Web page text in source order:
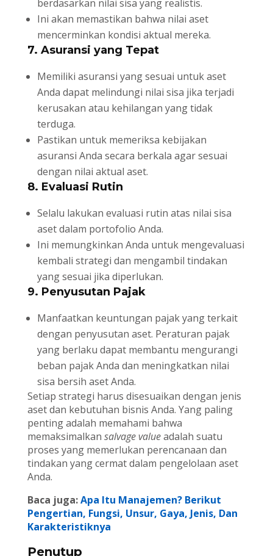
berdasarkan nilai sisa yang realistis.
Ini akan memastikan bahwa nilai aset
mencerminkan kondisi aktual mereka.
7. Asuransi yang Tepat
Memiliki asuransi yang sesuai untuk aset
Anda dapat melindungi nilai sisa jika terjadi
kerusakan atau kehilangan yang tidak
terduga.
Pastikan untuk memeriksa kebijakan
asuransi Anda secara berkala agar sesuai
dengan nilai aktual aset.
8. Evaluasi Rutin
Selalu lakukan evaluasi rutin atas nilai sisa
aset dalam portofolio Anda.
Ini memungkinkan Anda untuk mengevaluasi
kembali strategi dan mengambil tindakan
yang sesuai jika diperlukan.
9. Penyusutan Pajak
Manfaatkan keuntungan pajak yang terkait
dengan penyusutan aset. Peraturan pajak
yang berlaku dapat membantu mengurangi
beban pajak Anda dan meningkatkan nilai
sisa bersih aset Anda.
Setiap strategi harus disesuaikan dengan jenis
aset dan kebutuhan bisnis Anda. Yang paling
penting adalah memahami bahwa
memaksimalkan salvage valueadalah suatu
proses yang memerlukan perencanaan dan
tindakan yang cermat dalam pengelolaan aset
Anda.
Baca juga:Apa Itu Manajemen? Berikut
Pengertian, Fungsi, Unsur, Gaya, Jenis, Dan
Karakteristiknya
Penutup